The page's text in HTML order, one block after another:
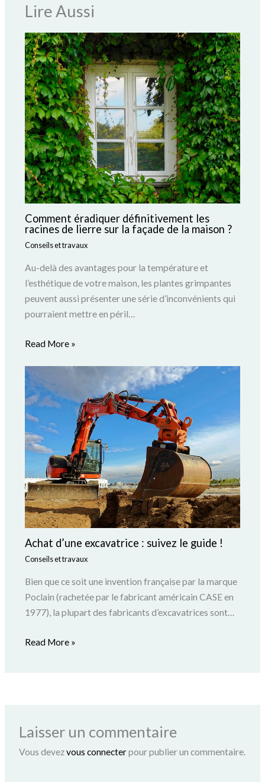
Lire Aussi
Comment éradiquer définitivement les
racines de lierre sur la façade de la maison ?
Conseils et travaux
Au-delà des avantages pour la température et
l’esthétique de votre maison, les plantes grimpantes
peuvent aussi présenter une série d’inconvénients qui
pourraient mettre en péril…
Read More »
Achat d’une excavatrice : suivez le guide !
Conseils et travaux
Bien que ce soit une invention française par la marque
Poclain (rachetée par le fabricant américain CASE en
1977), la plupart des fabricants d’excavatrices sont…
Read More »
Laisser un commentaire
Vous devezvous connecterpour publier un commentaire.